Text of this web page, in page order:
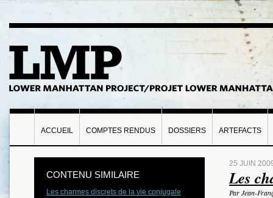
ACCUEIL COMPTES RENDUS DOSSIERS ARTEFACTS
25 JUIN
Les
Par Jean-
CONTENU SIMILAIRE
Les charmes discrets de la vie conjugale